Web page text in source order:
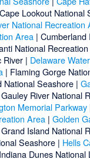
Cape Lookout National
National Recreation
Area | Cumberland
National
River| Delaware
| Flaming Gorge
National Seashore |
Gauley River National
Memorial Parkway
Area| Golden
Grand Island National
Seashore| Hells
Indiana Dunes National